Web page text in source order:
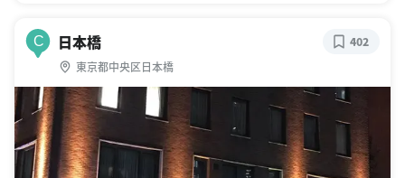
C 日本橋
東京都中央区日本橋
402